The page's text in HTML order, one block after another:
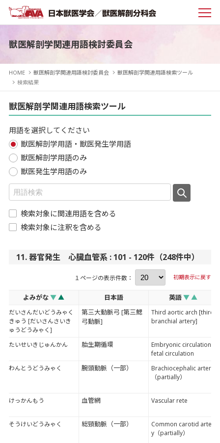
獣医解剖学関連用語検討委員会
HOME 獣医解剖学関連用語検討委員会
獣医解剖学関連用語検索ツール
検索結果
獣医解剖学関連用語検索ツール
用語を選択してください
獣医解剖学用語・獣医発生学用語
獣医解剖学用語のみ
獣医発生学用語のみ
検索対象に関連用語を含める
検索対象に注釈を含める
11. 器官発生 心臓血管系 : 101 - 120件（248件中）
１ページの表示件数： 初期表示に戻す
よみがな▼ ▲ 日本語 英語▼ ▲
だいさんだいどうみゃく
きゅう [だいさんさいき
ゅうどうみゃく]
第三大動脈弓 [第三鰓
弓動脈]
Third aortic arch [third
branchial artery]
たいせいきじゅんかん 胎生期循環
Embryonic circulation,
fetal circulation
わんとうどうみゃく
腕頭動脈（一部）
Brachiocephalic artery
（partially）
けっかんもう 血管網 Vascular rete
そうけいどうみゃく 総頸動脈（一部）
Common carotid arter
y（partially）